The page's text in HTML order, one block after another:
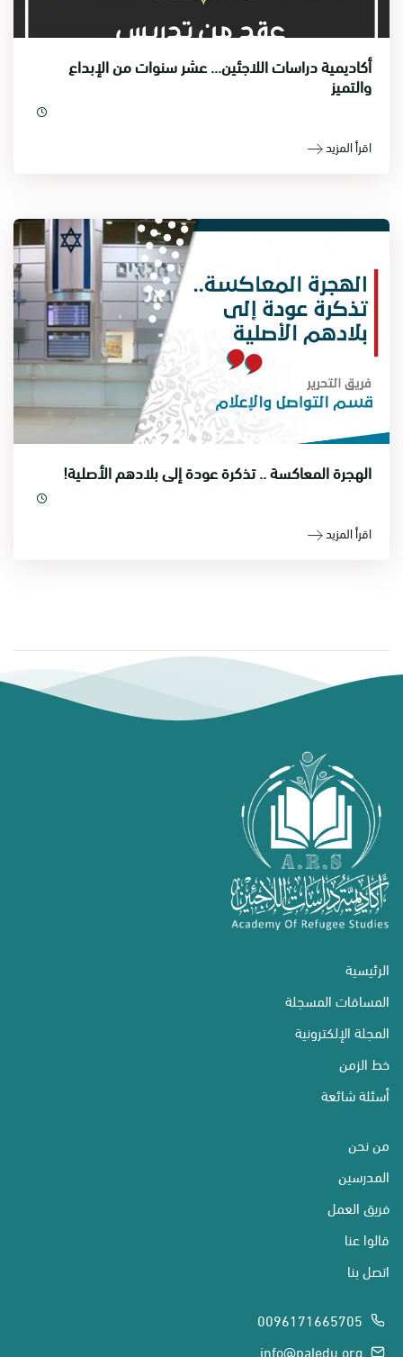
أكاديمية دراسات اللاجئين... عشر سنوات من الإبداع
والتميز
اقرأ المزيد
الهجرة المعاكسة .. تذكرة عودة إلى بلادهم الأصلية!
اقرأ المزيد
الرئيسية
المساقات المسجلة
المجلة الإلكترونية
خط الزمن
أسئلة شائعة
من نحن
المدرسين
فريق العمل
قالوا عنا
اتصل بنا
0096171665705
info@paledu.org